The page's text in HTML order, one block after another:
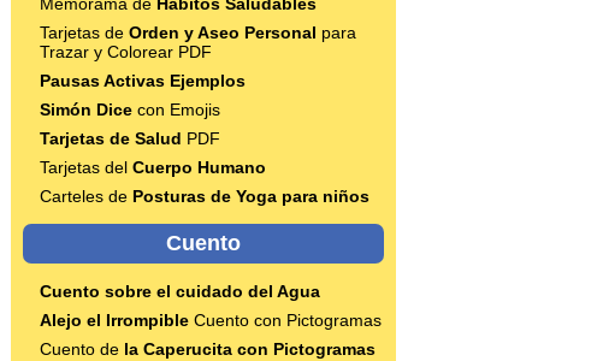
Memorama de Hábitos Saludables
Tarjetas de Orden y Aseo Personal para
Trazar y Colorear PDF
Pausas Activas Ejemplos
Simón Dice con Emojis
Tarjetas de Salud PDF
Tarjetas del Cuerpo Humano
Carteles de Posturas de Yoga para niños
Cuento
Cuento sobre el cuidado del Agua
Alejo el Irrompible Cuento con Pictogramas
Cuento de la Caperucita con Pictogramas